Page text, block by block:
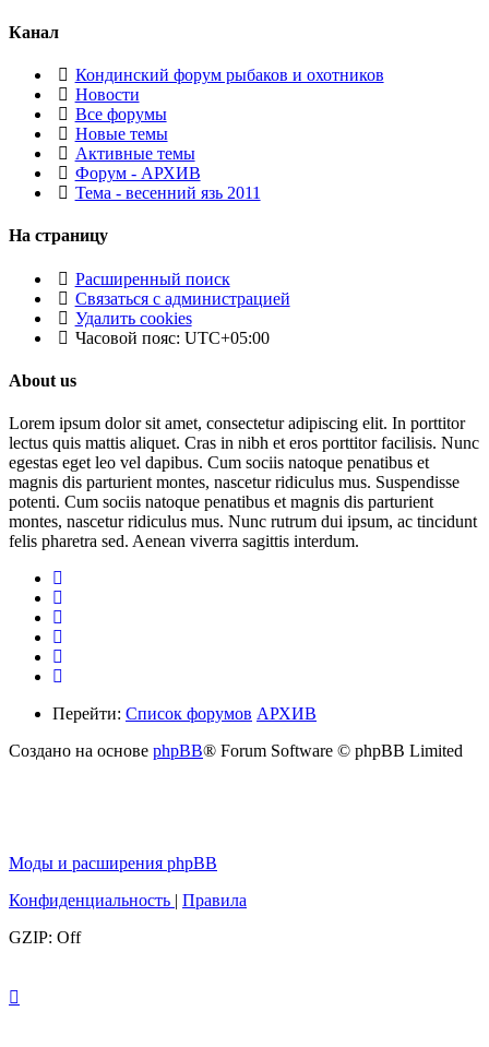
Канал
Кондинский форум рыбаков и охотников
Новости
Все форумы
Новые темы
Активные темы
Форум - АРХИВ
Тема - весенний язь 2011
На страницу
Расширенный поиск
Связаться с администрацией
Удалить cookies
Часовой пояс: UTC+05:00
About us
Lorem ipsum dolor sit amet, consectetur adipiscing elit. In porttitor
lectus quis mattis aliquet. Cras in nibh et eros porttitor facilisis. Nunc
egestas eget leo vel dapibus. Cum sociis natoque penatibus et
magnis dis parturient montes, nascetur ridiculus mus. Suspendisse
potenti. Cum sociis natoque penatibus et magnis dis parturient
montes, nascetur ridiculus mus. Nunc rutrum dui ipsum, ac tincidunt
felis pharetra sed. Aenean viverra sagittis interdum.
Перейти: Список форумов АРХИВ
Создано на основе phpBB® Forum Software © phpBB Limited
Моды и расширения phpBB
Конфиденциальность | Правила
GZIP: Off